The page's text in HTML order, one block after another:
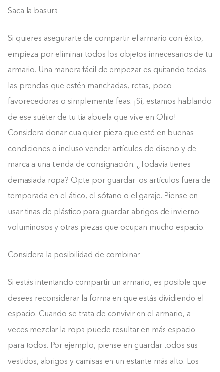
Saca la basura
Si quieres asegurarte de compartir el armario con éxito,
empieza por eliminar todos los objetos innecesarios de tu
armario. Una manera fácil de empezar es quitando todas
las prendas que estén manchadas, rotas, poco
favorecedoras o simplemente feas. ¡Sí, estamos hablando
de ese suéter de tu tía abuela que vive en Ohio!
Considera donar cualquier pieza que esté en buenas
condiciones o incluso vender artículos de diseño y de
marca a una tienda de consignación. ¿Todavía tienes
demasiada ropa? Opte por guardar los artículos fuera de
temporada en el ático, el sótano o el garaje. Piense en
usar tinas de plástico para guardar abrigos de invierno
voluminosos y otras piezas que ocupan mucho espacio.
Considera la posibilidad de combinar
Si estás intentando compartir un armario, es posible que
desees reconsiderar la forma en que estás dividiendo el
espacio. Cuando se trata de convivir en el armario, a
veces mezclar la ropa puede resultar en más espacio
para todos. Por ejemplo, piense en guardar todos sus
vestidos, abrigos y camisas en un estante más alto. Los